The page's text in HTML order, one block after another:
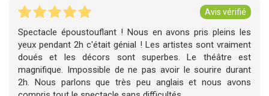
Avis vérifié
Spectacle époustouflant ! Nous en avons pris pleins les
yeux pendant 2h c'était génial ! Les artistes sont vraiment
doués et les décors sont superbes. Le théâtre est
magnifique. Impossible de ne pas avoir le sourire durant
2h. Nous parlons que très peu anglais et nous avons